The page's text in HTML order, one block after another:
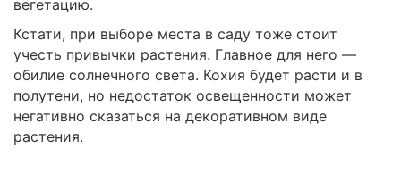
вегетацию.
Кстати, при выборе места в саду тоже стоит
учесть привычки растения. Главное для него —
обилие солнечного света. Кохия будет расти и в
полутени, но недостаток освещенности может
негативно сказаться на декоративном виде
растения.